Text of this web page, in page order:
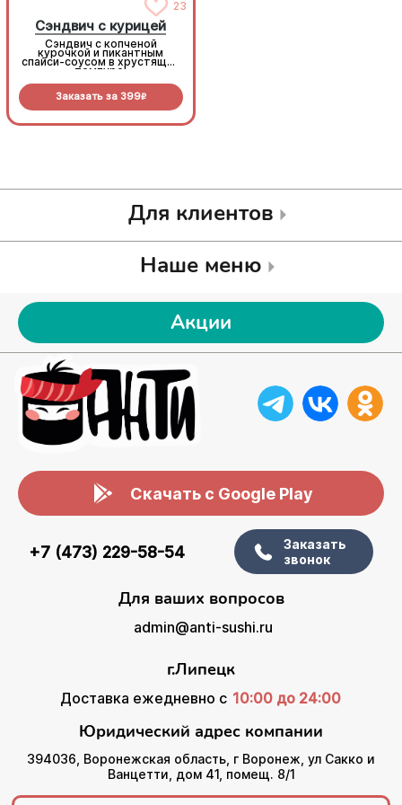
23
Сэндвич с курицей
Сэндвич с копченой
курочкой и пикантным
спайси-соусом в хрустящей
темпуре!
Заказать за 399R
Для клиентов
Наше меню
Акции
Скачать с Google Play
+7 (473) 229-58-54
Заказать
звонок
Для ваших вопросов
admin@anti-sushi.ru
г.Липецк
Доставка ежедневно с 10:00 до 24:00
Юридический адрес компании
394036, Воронежская область, г Воронеж, ул Сакко и
Ванцетти, дом 41, помещ. 8/1